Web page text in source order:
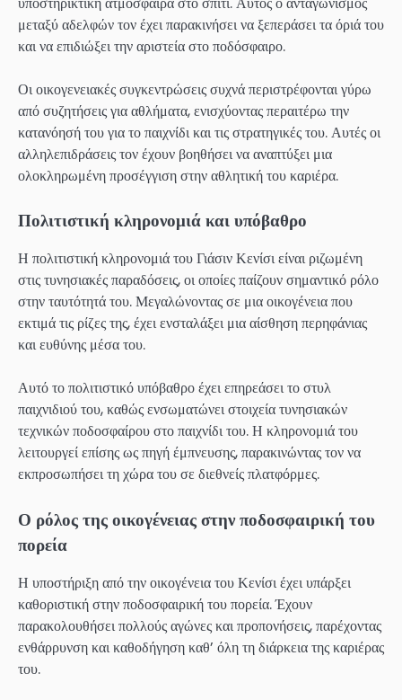
μεταξύ αδελφών τον έχει παρακινήσει να ξεπεράσει τα όριά του
και να επιδιώξει την αριστεία στο ποδόσφαιρο.
Οι οικογενειακές συγκεντρώσεις συχνά περιστρέφονται γύρω
από συζητήσεις για αθλήματα, ενισχύοντας περαιτέρω την
κατανόησή του για το παιχνίδι και τις στρατηγικές του. Αυτές οι
αλληλεπιδράσεις τον έχουν βοηθήσει να αναπτύξει μια
ολοκληρωμένη προσέγγιση στην αθλητική του καριέρα.
Πολιτιστική κληρονομιά και υπόβαθρο
Η πολιτιστική κληρονομιά του Γιάσιν Κενίσι είναι ριζωμένη
στις τυνησιακές παραδόσεις, οι οποίες παίζουν σημαντικό ρόλο
στην ταυτότητά του. Μεγαλώνοντας σε μια οικογένεια που
εκτιμά τις ρίζες της, έχει ενσταλάξει μια αίσθηση περηφάνιας
και ευθύνης μέσα του.
Αυτό το πολιτιστικό υπόβαθρο έχει επηρεάσει το στυλ
παιχνιδιού του, καθώς ενσωματώνει στοιχεία τυνησιακών
τεχνικών ποδοσφαίρου στο παιχνίδι του. Η κληρονομιά του
λειτουργεί επίσης ως πηγή έμπνευσης, παρακινώντας τον να
εκπροσωπήσει τη χώρα του σε διεθνείς πλατφόρμες.
Ο ρόλος της οικογένειας στην ποδοσφαιρική του
πορεία
Η υποστήριξη από την οικογένεια του Κενίσι έχει υπάρξει
καθοριστική στην ποδοσφαιρική του πορεία. Έχουν
παρακολουθήσει πολλούς αγώνες και προπονήσεις, παρέχοντας
ενθάρρυνση και καθοδήγηση καθ’ όλη τη διάρκεια της καριέρας
του.